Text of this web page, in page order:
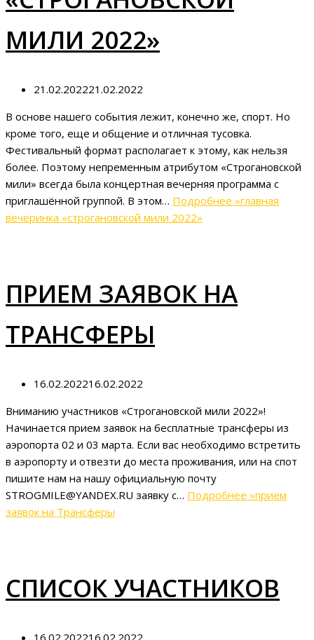
МИЛИ 2022»
21.02.202221.02.2022
В основе нашего события лежит, конечно же, спорт. Но
кроме того, еще и общение и отличная тусовка.
Фестивальный формат располагает к этому, как нельзя
более. Поэтому непременным атрибутом «Строгановской
мили» всегда была концертная вечерняя программа с
приглашённой группой. В этом… Подробнее »главная
вечеринка «строгановской мили 2022»
ПРИЕМ ЗАЯВОК НА
ТРАНСФЕРЫ
16.02.202216.02.2022
Вниманию участников «Строгановской мили 2022»!
Начинается прием заявок на бесплатные трансферы из
аэропорта 02 и 03 марта. Если вас необходимо встретить
в аэропорту и отвезти до места проживания, или на спот
пишите нам на нашу официальную почту
STROGMILE@YANDEX.RU заявку с… Подробнее »прием
заявок на Трансферы
СПИСОК УЧАСТНИКОВ
16.02.202216.02.2022